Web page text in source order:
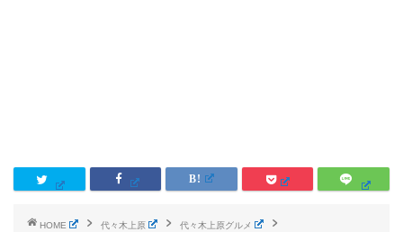
HOME 代々木上原
代々木上原グルメ